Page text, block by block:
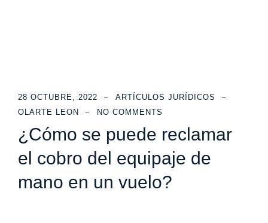
28 OCTUBRE, 2022
ARTÍCULOS JURÍDICOS
OLARTE LEON
NO COMMENTS
¿Cómo se puede reclamar
el cobro del equipaje de
mano en un vuelo?